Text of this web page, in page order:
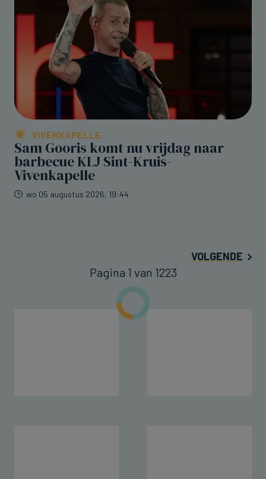
VIVENKAPELLE
Sam Gooris komt nu vrijdag naar
barbecue KLJ Sint-Kruis-
Vivenkapelle
wo 05 augustus 2026, 19:44
VOLGENDE
Pagina 1 van 1223